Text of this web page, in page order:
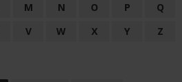
M N O P
Q
V W X Y
Z